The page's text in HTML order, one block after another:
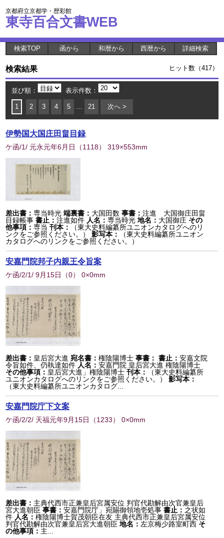
京都府立京都学・歴彩館
東寺百合文書WEB
検索TOP 函から 和暦から 西暦から 詳細検索
検索結果 ヒット数（417）
並び順： 表示件数：
1 2 3 4 5 … 21 次へ >
伊勢国大国庄田畠目録
ケ函/1/ 元永元年6月日 （1118） 319×553mm
差出書：専当時光 端裏書： 大国田数 事書：注進 大国御庄田畠
目録帳事 書止：注進如件 人名：専当時光 地名： 大国御庄 その
他事項：専当刊本：
（東大史料編纂所ユニオンカタログへのリ
ンクをご参照ください。）
影写本：
（東大史料編纂所ユニオン
カタログへのリンクをご参照ください。）
安嘉門院邦子内親王令旨案
ケ函/2/1/ 9月15日 （0） 0×0mm
差出書： 皇后宮大進 宛名書：権陰陽博士 事書： 書止：安嘉文院
令旨如件、仍執達如件 人名：安嘉門院 皇后宮大進 権陰陽博士
その他事項： 皇后宮大進」権陰陽博士刊本：
（東大史料編纂所
ユニオンカタログへのリンクをご参照ください。）
影写本：
（東大史料編纂所ユニオンカタログ...
安嘉門院庁下文案
ケ函/2/2/ 天福元年9月15日 （1233） 0×0mm
差出書： 主典代西市正兼皇后宮属安位 判官代勘解由次官兼皇后
宮大進朝臣 事書：安嘉門院庁」宛賜御領地壱処事書止： 之状如
件 人名：権陰陽博士賀茂朝臣在友 主典代西市正兼皇后宮属安位
判官代勘解由次官兼皇后宮大進朝臣 地名： 左京梅少路室町西 そ
の他事項： 主...